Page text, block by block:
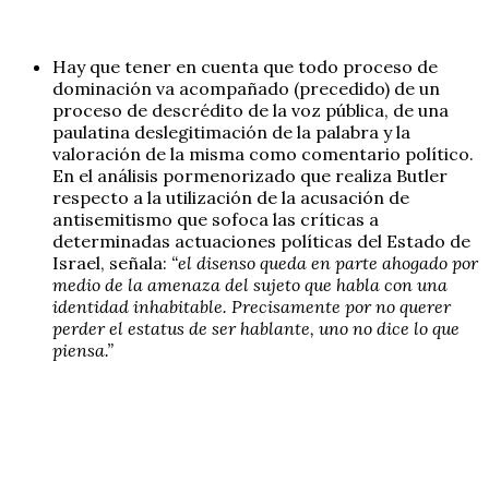
Hay que tener en cuenta que todo proceso de
dominación va acompañado (precedido) de un
proceso de descrédito de la voz pública, de una
paulatina deslegitimación de la palabra y la
valoración de la misma como comentario político.
En el análisis pormenorizado que realiza Butler
respecto a la utilización de la acusación de
antisemitismo que sofoca las críticas a
determinadas actuaciones políticas del Estado de
Israel, señala: “el disenso queda en parte ahogado por
medio de la amenaza del sujeto que habla con una
identidad inhabitable. Precisamente por no querer
perder el estatus de ser hablante, uno no dice lo que
piensa.”